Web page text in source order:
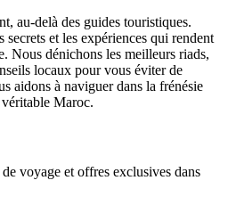
au-delà des guides touristiques.
secrets et les expériences qui rendent
Nous dénichons les meilleurs riads,
locaux pour vous éviter de
aidons à naviguer dans la frénésie
Maroc.
voyage et offres exclusives dans